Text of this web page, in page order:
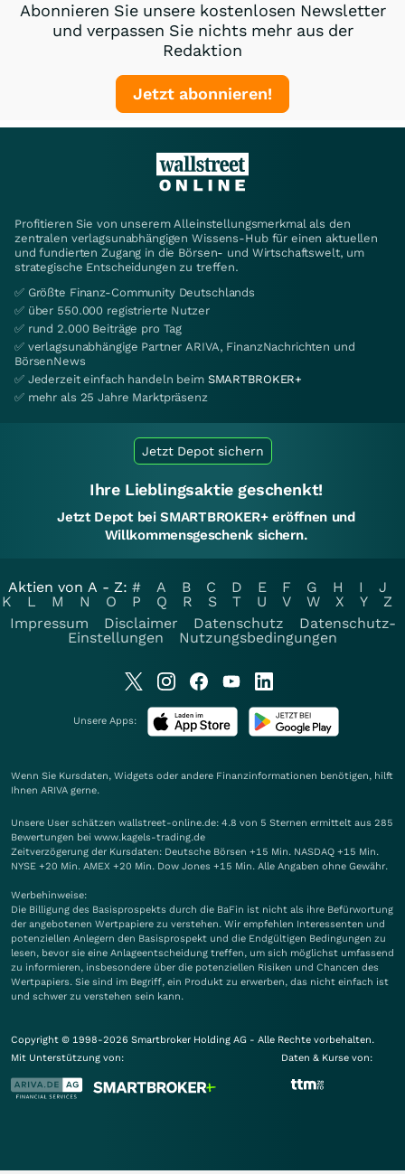
Abonnieren Sie unsere kostenlosen Newsletter
und verpassen Sie nichts mehr aus der
Redaktion
Jetzt abonnieren!
Profitieren Sie von unserem Alleinstellungsmerkmal als den
zentralen verlagsunabhängigen Wissens-Hub für einen aktuellen
und fundierten Zugang in die Börsen- und Wirtschaftswelt, um
strategische Entscheidungen zu treffen.
✅ Größte Finanz-Community Deutschlands
✅ über 550.000 registrierte Nutzer
✅ rund 2.000 Beiträge pro Tag
✅ verlagsunabhängige Partner ARIVA, FinanzNachrichten und
BörsenNews
✅ Jederzeit einfach handeln beim SMARTBROKER+
✅ mehr als 25 Jahre Marktpräsenz
Jetzt Depot sichern
Ihre Lieblingsaktie geschenkt!
Jetzt Depot bei SMARTBROKER+ eröffnen und
Willkommensgeschenk sichern.
Aktien von A - Z: # A B C D E F G H I
J
K
L M N O P Q R S T U V W X Y
Z
Impressum
Disclaimer Datenschutz
Datenschutz-
Einstellungen
Nutzungsbedingungen
Unsere Apps:
Wenn Sie Kursdaten, Widgets oder andere Finanzinformationen benötigen, hilft
Ihnen ARIVA gerne.
Unsere User schätzen wallstreet-online.de: 4.8 von 5 Sternen ermittelt aus 285
Bewertungen bei www.kagels-trading.de
Zeitverzögerung der Kursdaten: Deutsche Börsen +15 Min. NASDAQ +15 Min.
NYSE +20 Min. AMEX +20 Min. Dow Jones +15 Min. Alle Angaben ohne Gewähr.
Werbehinweise:
Die Billigung des Basisprospekts durch die BaFin ist nicht als ihre Befürwortung
der angebotenen Wertpapiere zu verstehen. Wir empfehlen Interessenten und
potenziellen Anlegern den Basisprospekt und die Endgültigen Bedingungen zu
lesen, bevor sie eine Anlageentscheidung treffen, um sich möglichst umfassend
zu informieren, insbesondere über die potenziellen Risiken und Chancen des
Wertpapiers. Sie sind im Begriff, ein Produkt zu erwerben, das nicht einfach ist
und schwer zu verstehen sein kann.
Copyright © 1998-2026 Smartbroker Holding AG - Alle Rechte vorbehalten.
Mit Unterstützung von:
Daten & Kurse von: